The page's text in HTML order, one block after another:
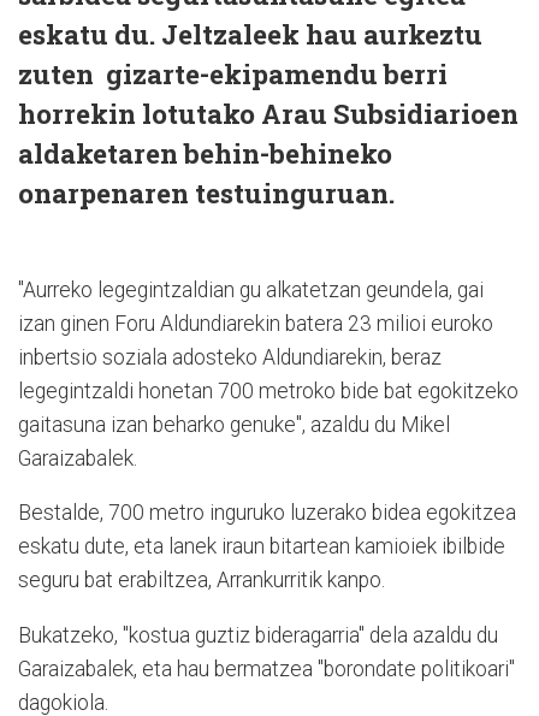
eskatu du. Jeltzaleek hau aurkeztu
zuten gizarte-ekipamendu berri
horrekin lotutako Arau Subsidiarioen
aldaketaren behin-behineko
onarpenaren testuinguruan.
"Aurreko legegintzaldian gu alkatetzan geundela, gai
izan ginen Foru Aldundiarekin batera 23 milioi euroko
inbertsio soziala adosteko Aldundiarekin, beraz
legegintzaldi honetan 700 metroko bide bat egokitzeko
gaitasuna izan beharko genuke", azaldu du Mikel
Garaizabalek.
Bestalde, 700 metro inguruko luzerako bidea egokitzea
eskatu dute, eta lanek iraun bitartean kamioiek ibilbide
seguru bat erabiltzea, Arrankurritik kanpo.
Bukatzeko, "kostua guztiz bideragarria" dela azaldu du
Garaizabalek, eta hau bermatzea "borondate politikoari"
dagokiola.